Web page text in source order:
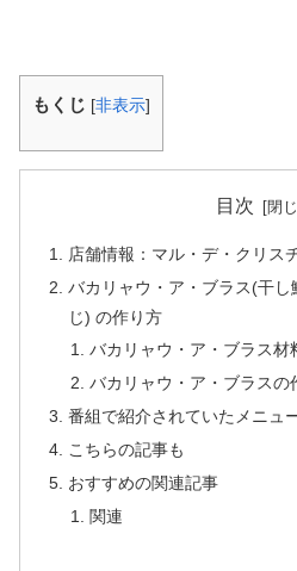
もくじ [非表示]
目次
店舗情報：マル・デ・クリス
バカリャウ・ア・ブラス(干し
じ) の作り方
バカリャウ・ア・ブラス材
バカリャウ・ア・ブラスの
番組で紹介されていたメニュ
こちらの記事も
おすすめの関連記事
関連